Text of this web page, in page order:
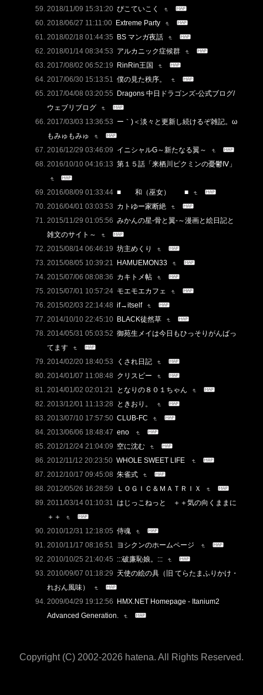
2018/11/09 15:31:20 ぴこていこく
2018/06/27 11:11:00 Extreme Party
2018/02/18 01:44:35
BS マンガ夜話
2018/01/14 08:34:53 アルカニック症候群
2017/08/02 06:52:19
RinRin王国
2017/06/30 15:13:51 僕の見た秩序。
2017/04/08 03:20:55
Dragons 中日ドラゴンズ-公式ブログ/
ウェブリブログ
2017/03/03 13:36:53 ー｀)＜淡々と更新し続けるぞ雑記。ω
もみゅもみゅ
2016/12/29 03:46:09 イニシャルG～新たなる翼～
2016/10/10 04:16:13 第１５話「来栖川ピクミンの憂鬱Ⅳ」
2016/08/09 01:33:44 ■ 和（巫女） ■
2016/04/01 03:03:53 カトゆー家断絶
2015/11/29 01:05:56 みかんの星-骨と翼-～漫画と絵日記と
雑文のサイト～
2015/08/14 06:46:19 坊主めくり
2015/08/05 10:39:21
HAMUEMON33
2015/07/06 08:08:36 カキトメ帖
2015/07/01 10:57:24 モエモエカフェ
2015/02/03 22:14:48 if→itself
2014/10/10 22:45:10 BLACK徒然草
2014/05/31 05:03:52 御苑生メイは今日もひっそりがんばっ
てます
2014/02/20 18:40:53
くされ日記
2014/01/07 11:08:48 クリスピー
2014/01/02 02:01:21
となりの８０１ちゃん
2013/12/01 11:13:28
ときおり。
2013/07/10 17:57:50 CLUB-FC
2013/06/06 18:48:47 eno
2012/12/24 21:04:09 空に沈む
2012/11/12 20:23:50 WHOLE SWEET LIFE
2012/10/17 09:45:08 朱雀式
2012/05/26 16:28:59
ＬＯＧＩＣ＆ＭＡＴＲＩＸ
2011/03/14 01:10:31 はじっこねっと ＋＋気の向くままに
＋＋
2010/12/31 12:18:05 侍魂
2010/11/17 08:16:51 ヨシクンのホームページ
2010/10/25 21:40:45 :::破廉恥娘。:::
2010/09/07 01:18:29 天使の絵の具（旧 てらたまふりかけ・
れおん風味）
2009/04/29 19:12:56
HMX.NET Homepage - Itanium2
Advanced Generation.
Copyright (C) 2002-2026 hatena. All Rights Reserved.